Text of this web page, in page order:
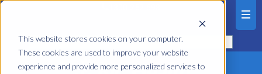
This website stores cookies on your computer.
These cookies are used to improve your website
experience and provide more personalized services to